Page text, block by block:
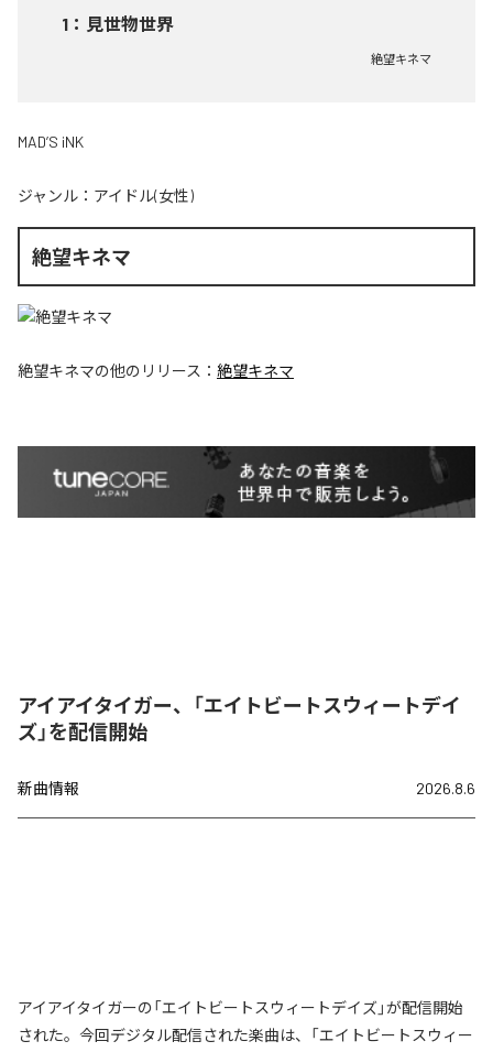
1 ： 見世物世界
絶望キネマ
MAD’S iNK
ジャンル： アイドル(女性)
絶望キネマ
絶望キネマの他のリリース： 絶望キネマ
アイアイタイガー、「エイトビートスウィートデイ
ズ」を配信開始
新曲情報 2026.8.6
アイアイタイガーの「エイトビートスウィートデイズ」が配信開始
された。今回デジタル配信された楽曲は、「エイトビートスウィー